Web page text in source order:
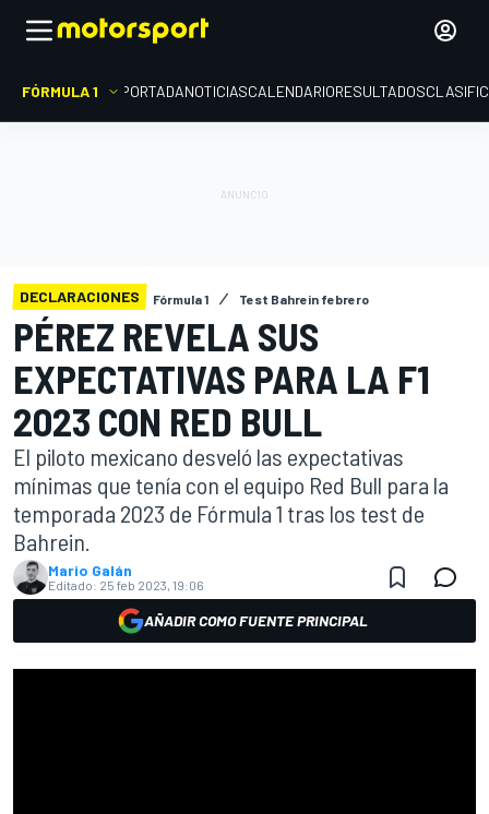
FÓRMULA 1 PORTADANOTICIASCALENDARIORESULTADOS
DECLARACIONES Fórmula 1 Test Bahrein febrero
PÉREZ REVELA SUS
EXPECTATIVAS PARA LA F1
2023 CON RED BULL
El piloto mexicano desveló las expectativas
mínimas que tenía con el equipo Red Bull para la
temporada 2023 de Fórmula 1 tras los test de
Bahrein.
Mario Galán
Editado: 25 feb 2023, 19:06
AÑADIR COMO FUENTE PRINCIPAL